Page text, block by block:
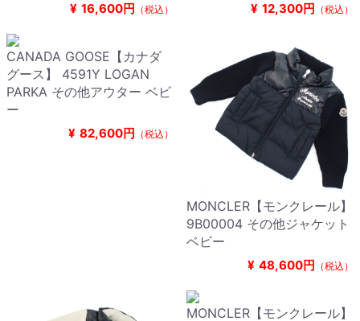
¥ 16,600円 （税込） ¥ 12,300円 （税込）
CANADA GOOSE【カナダ
グース】 4591Y LOGAN
PARKA その他アウター ベビ
ー
¥ 82,600円 （税込）
MONCLER【モンクレール】
9B00004 その他ジャケット
ベビー
¥ 48,600円 （税込）
MONCLER【モンクレール】